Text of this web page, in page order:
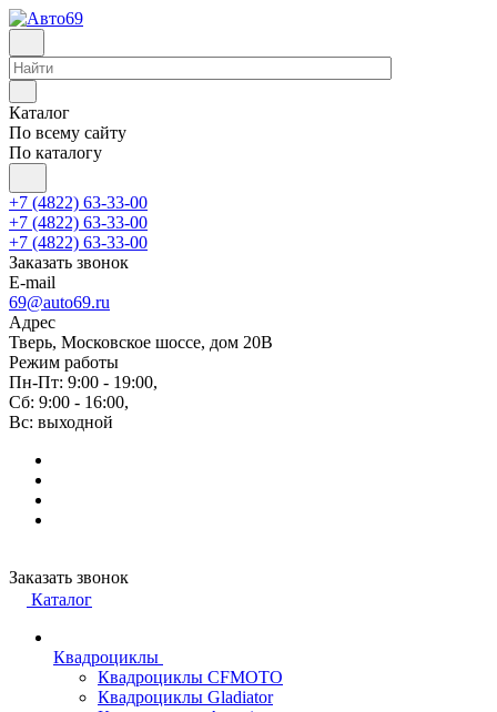
Каталог
По всему сайту
По каталогу
+7 (4822) 63-33-00
+7 (4822) 63-33-00
+7 (4822) 63-33-00
Заказать звонок
E-mail
69@auto69.ru
Адрес
Тверь, Московское шоссе, дом 20В
Режим работы
Пн-Пт: 9:00 - 19:00,
Сб: 9:00 - 16:00,
Вс: выходной
Заказать звонок
Каталог
Квадроциклы
Квадроциклы CFMOTO
Квадроциклы Gladiator